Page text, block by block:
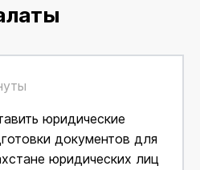
юридические
документов для
юридических лиц